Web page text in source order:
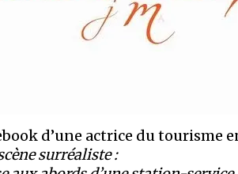
d’une actrice du tourisme
surréaliste :